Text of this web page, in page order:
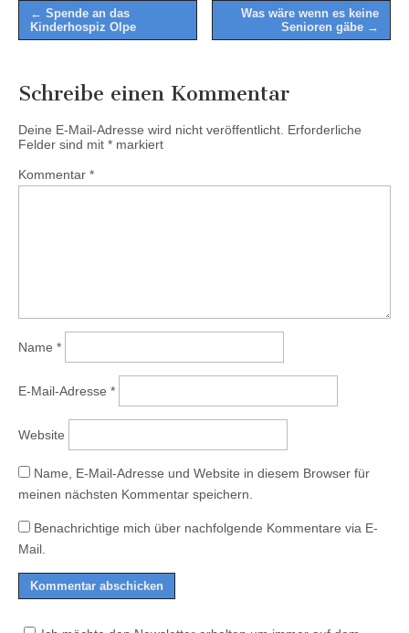
Post
navigation
← Spende an das
Kinderhospiz Olpe
Was wäre wenn es keine
Senioren gäbe →
Schreibe einen Kommentar
Deine E-Mail-Adresse wird nicht veröffentlicht. Erforderliche
Felder sind mit * markiert
Kommentar *
Name *
E-Mail-Adresse *
Website
Name, E-Mail-Adresse und Website in diesem Browser für
meinen nächsten Kommentar speichern.
Benachrichtige mich über nachfolgende Kommentare via E-
Mail.